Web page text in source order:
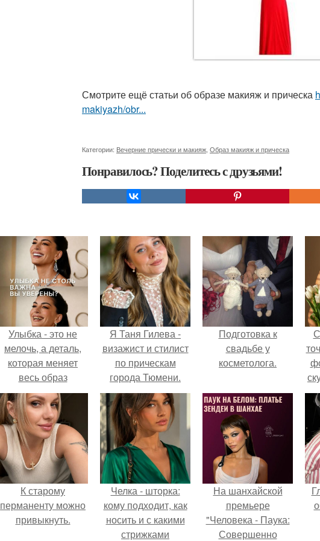
Смотрите ещё статьи об образе макияж и прическа
makiyazh/obr...
Категории: Вечерние прически и макияж Образ макияж и прическа
Понравилось? Поделитесь с друзьями!
Улыбка - это не
мелочь, а деталь,
которая меняет
весь образ
человека.
Я Таня Гилева -
визажист и стилист
по прическам
города Тюмени.
Подготовка к
свадьбе у
косметолога.
К старому
перманенту можно
привыкнуть.
Челка - шторка:
кому подходит, как
носить и с какими
стрижками
На шанхайской
премьере
"Человека - Паука:
Совершенно